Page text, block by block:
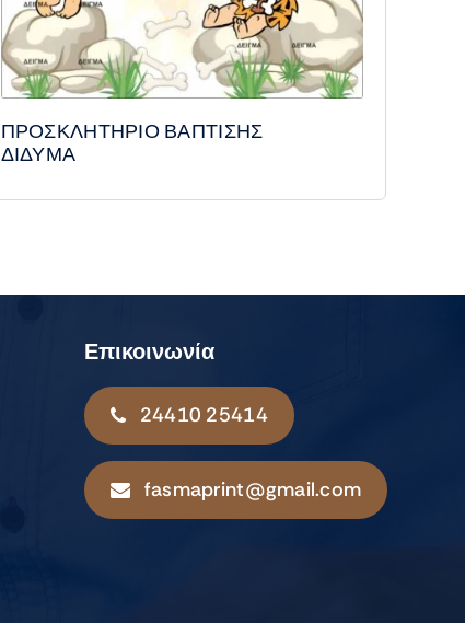
ΠΡΟΣΚΛΗΤΗΡΙΟ ΒΑΠΤΙΣΗΣ
ΔΙΔΥΜΑ
Επικοινωνία
24410 25414
fasmaprint@gmail.com